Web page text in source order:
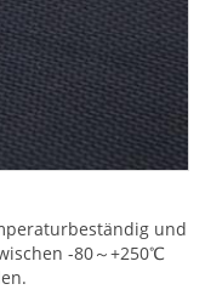
und
-80～+250℃